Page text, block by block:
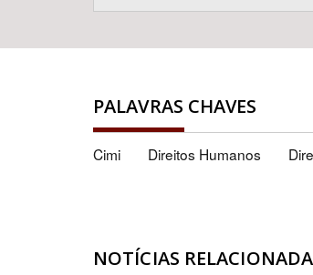
PALAVRAS CHAVES
Cimi Direitos Humanos
NOTÍCIAS